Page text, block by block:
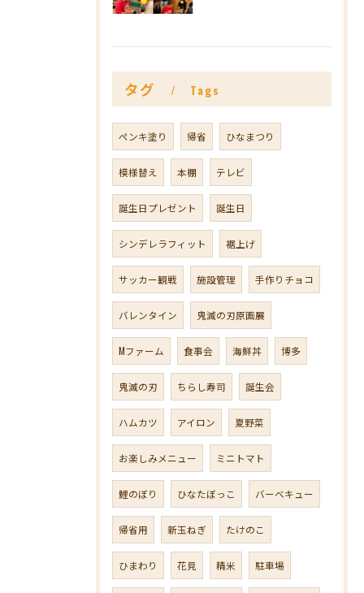
タグ Tags
ペンキ塗り 帰省 ひなまつり
模様替え 本棚 テレビ
誕生日プレゼント 誕生日
シンデレラフィット 裾上げ
サッカー観戦 施設管理 手作りチョコ
バレンタイン 鬼滅の刃原画展
Mファーム 食事会 海鮮丼 博多
鬼滅の刃 ちらし寿司 誕生会
ハムカツ アイロン 夏野菜
お楽しみメニュー ミニトマト
鯉のぼり ひなたぼっこ バーベキュー
帰省用 新玉ねぎ たけのこ
ひまわり 花見 精米 駐車場